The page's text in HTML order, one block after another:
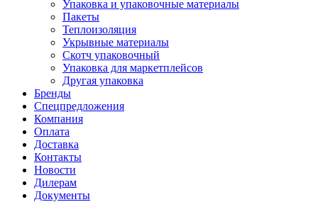
Упаковка и упаковочные материалы
Пакеты
Теплоизоляция
Укрывные материалы
Скотч упаковочный
Упаковка для маркетплейсов
Другая упаковка
Бренды
Спецпредложения
Компания
Оплата
Доставка
Контакты
Новости
Дилерам
Документы